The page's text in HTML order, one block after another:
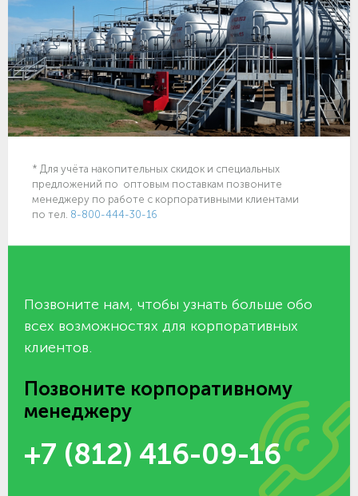
* Для учёта накопительных скидок и специальных
предложений по оптовым поставкам позвоните
менеджеру по работе с корпоративными клиентами
по тел. 8-800-444-30-16
Позвоните нам, чтобы узнать больше обо
всех возможностях для корпоративных
клиентов.
Позвоните корпоративному
менеджеру
+7 (812) 416-09-16